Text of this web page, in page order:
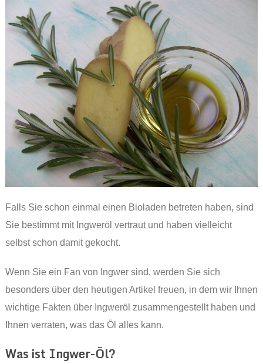
Falls Sie schon einmal einen Bioladen betreten haben, sind
Sie bestimmt mit Ingweröl vertraut und haben vielleicht
selbst schon damit gekocht.
Wenn Sie ein Fan von Ingwer sind, werden Sie sich
besonders über den heutigen Artikel freuen, in dem wir Ihnen
wichtige Fakten über Ingweröl zusammengestellt haben und
Ihnen verraten, was das Öl alles kann.
Was ist Ingwer-Öl?